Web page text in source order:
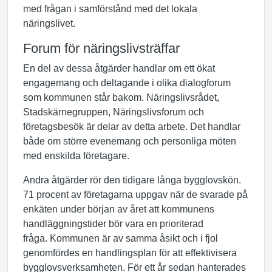
med frågan i samförstånd med det lokala
näringslivet.
Forum för näringslivsträffar
En del av dessa åtgärder handlar om ett ökat
engagemang och deltagande i olika dialogforum
som kommunen står bakom. Näringslivsrådet,
Stadskärnegruppen, Näringslivsforum och
företagsbesök är delar av detta arbete. Det handlar
både om större evenemang och personliga möten
med enskilda företagare.
Andra åtgärder rör den tidigare långa bygglovskön.
71 procent av företagarna uppgav när de svarade på
enkäten under början av året att kommunens
handläggningstider bör vara en prioriterad
fråga. Kommunen är av samma åsikt och i fjol
genomfördes en handlingsplan för att effektivisera
bygglovsverksamheten. För ett år sedan hanterades